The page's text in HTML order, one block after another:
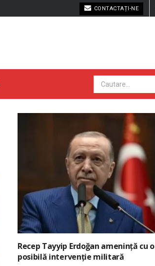
CONTACTAȚI-NE
Recep Tayyip Erdoğan amenință cu o
posibilă intervenție militară